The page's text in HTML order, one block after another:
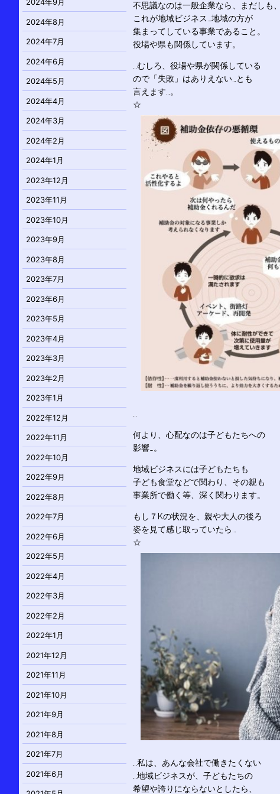
不思議なのは一般企業なら、まだしも、
これが地域ビジネス…地域の方が
集まってしている事業であること。
役場や県も関係しています。
…むしろ、役場や県が関係している
ので「失敗」はありえない…とも
言えます…。
☆
…
何より、心配なのは子どもたちへの
影響…。
地域ビジネスには子どもたちも
子ども食堂などで関わり、その親も
事業所で働く等、深く関わります。
もし７Kの状況を、親や大人の後ろ
姿を見て感じ取っていたら…
☆
…私は、あんな会社で働きたくない
…地域ビジネスが、子どもたちの
希望や誇りにならないとしたら、
2024年9月
2024年8月
2024年7月
2024年6月
2024年5月
2024年4月
2024年3月
2024年2月
2024年1月
2023年12月
2023年11月
2023年10月
2023年9月
2023年8月
2023年7月
2023年6月
2023年5月
2023年4月
2023年3月
2023年2月
2023年1月
2022年12月
2022年11月
2022年10月
2022年9月
2022年8月
2022年7月
2022年6月
2022年5月
2022年4月
2022年3月
2022年2月
2022年1月
2021年12月
2021年11月
2021年10月
2021年9月
2021年8月
2021年7月
2021年6月